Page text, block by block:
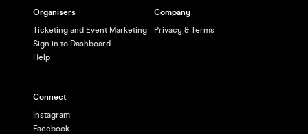
Organisers
Ticketing and Event Marketing
Sign in to Dashboard
Help
Company
Privacy & Terms
Connect
Instagram
Facebook